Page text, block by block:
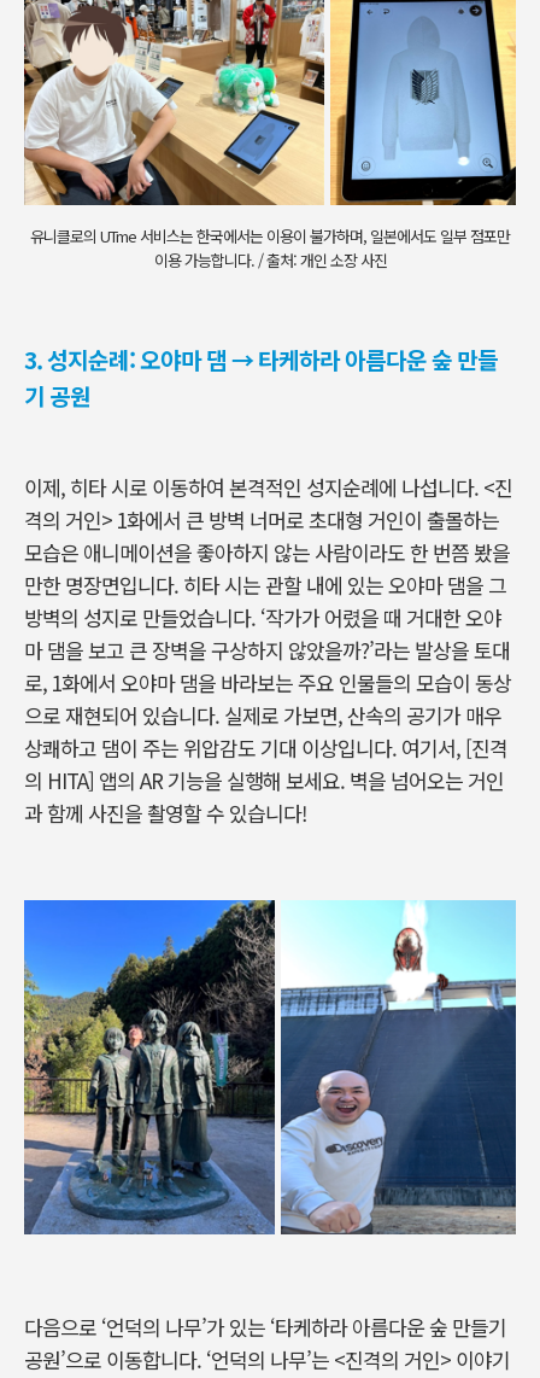
유니클로의 UTme 서비스는 한국에서는 이용이 불가하며, 일본에서도 일부 점포만
이용 가능합니다. / 출처: 개인 소장 사진
3. 성지순례: 오야마 댐 → 타케하라 아름다운 숲 만들
기 공원
이제, 히타 시로 이동하여 본격적인 성지순례에 나섭니다. <진
격의 거인> 1화에서 큰 방벽 너머로 초대형 거인이 출몰하는
모습은 애니메이션을 좋아하지 않는 사람이라도 한 번쯤 봤을
만한 명장면입니다. 히타 시는 관할 내에 있는 오야마 댐을 그
방벽의 성지로 만들었습니다. ‘작가가 어렸을 때 거대한 오야
마 댐을 보고 큰 장벽을 구상하지 않았을까?’라는 발상을 토대
로, 1화에서 오야마 댐을 바라보는 주요 인물들의 모습이 동상
으로 재현되어 있습니다. 실제로 가보면, 산속의 공기가 매우
상쾌하고 댐이 주는 위압감도 기대 이상입니다. 여기서, [진격
의 HITA] 앱의 AR 기능을 실행해 보세요. 벽을 넘어오는 거인
과 함께 사진을 촬영할 수 있습니다!
다음으로 ‘언덕의 나무’가 있는 ‘타케하라 아름다운 숲 만들기
공원’으로 이동합니다. ‘언덕의 나무’는 <진격의 거인> 이야기